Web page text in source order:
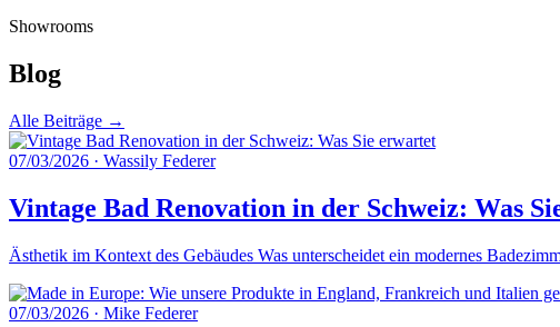
Showrooms
Blog
Alle Beiträge →
07/03/2026 · Wassily Federer
Vintage Bad Renovation in der Schweiz: Was
Ästhetik im Kontext des Gebäudes Was unterscheidet ein modernes
07/03/2026 · Mike Federer